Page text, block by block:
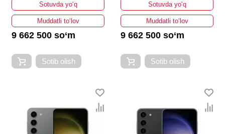
Sotuvda yo‘q
Muddatli to‘lov
9 662 500 so‘m
Sotib olish
Sotuvda yo‘q
Muddatli to‘lov
9 662 500 so‘m
Sotib olish